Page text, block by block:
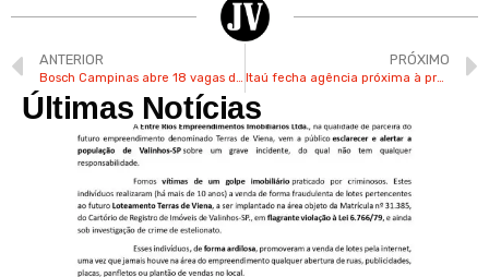
ANTERIOR
Bosch Campinas abre 18 vagas de emprego em diversas áreas
PRÓXIMO
Itaú fecha agência próxima à prefeitura de Valinhos
Últimas Notícias